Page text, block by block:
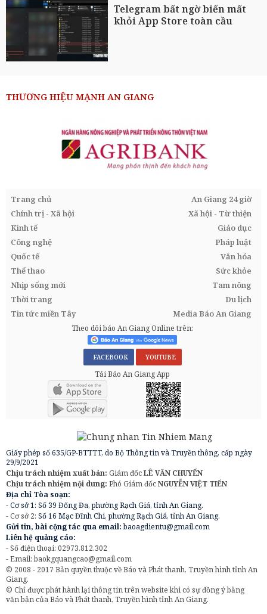
Telegram bất ngờ biến mất
khỏi App Store toàn cầu
THƯƠNG HIỆU MẠNH AN GIANG
Trang chủ
An Giang 24 giờ
Chính trị - Xã hội
Xã hội - Từ thiện
Kinh tế
Giáo dục
Công nghệ
Pháp luật
Quốc tế
Văn hóa
Thể thao
Sức khỏe
Nhịp sống mới
Tam nông
Thời trang
Du lịch
Tin tức miền Tây
Media Báo An Giang
Theo dõi báo An Giang Online trên:
FACEBOOK YOUTUBE
Tải Báo An Giang App
Giấy phép số 635/GP-BTTTT, do Bộ Thông tin và Truyền thông, cấp ngày
29/9/2021
Chịu trách nhiệm xuất bản: Giám đốcLÊ VĂN CHUYỂN
Chịu trách nhiệm nội dung: Phó Giám đốcNGUYỄN VIỆT TIẾN
Địa chỉ Tòa soạn:
- Cơ sở 1: Số 39 Đống Đa, phường Rạch Giá, tỉnh An Giang.
- Cơ sở 2: Số 16 Mạc Đĩnh Chi, phường Rạch Giá, tỉnh An Giang.
Gửi tin, bài cộng tác qua email:baoagdientu@gmail.com
Liên hệ quảng cáo:
- Số điện thoại: 02973.812.302
- Email:baokgquangcao@gmail.com
© 2008 - 2017 Bản quyền thuộc về Báo và Phát thanh, Truyền hình tỉnh An
Giang.
© Chỉ được phát hành lại thông tin trên website khi có sự đồng ý bằng
văn bản của Báo và Phát thanh, Truyền hình tỉnh An Giang.